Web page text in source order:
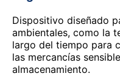
Dispositivo diseñado
ambientales, como la
largo del tiempo para
las mercancías
almacenamiento.